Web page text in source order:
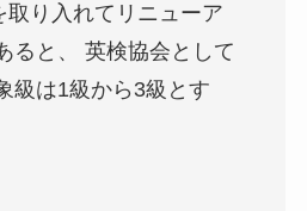
取り入れてリニューア
ると、 英検協会として
級は1級から3級とす